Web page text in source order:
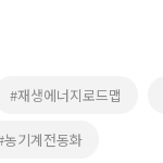
#재생에너지로드맵
농기계전동화